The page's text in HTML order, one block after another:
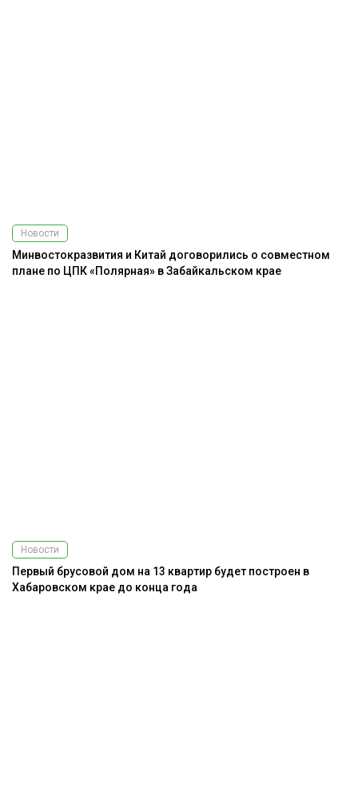
Новости
Минвостокразвития и Китай договорились о совместном
плане по ЦПК «Полярная» в Забайкальском крае
Новости
Первый брусовой дом на 13 квартир будет построен в
Хабаровском крае до конца года